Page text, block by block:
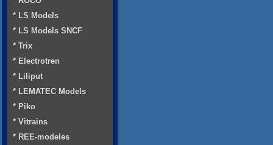
* LS Models
* LS Models SNCF
* Trix
* Electrotren
* Liliput
* LEMATEC Models
* Piko
* Vitrains
* REE-modeles